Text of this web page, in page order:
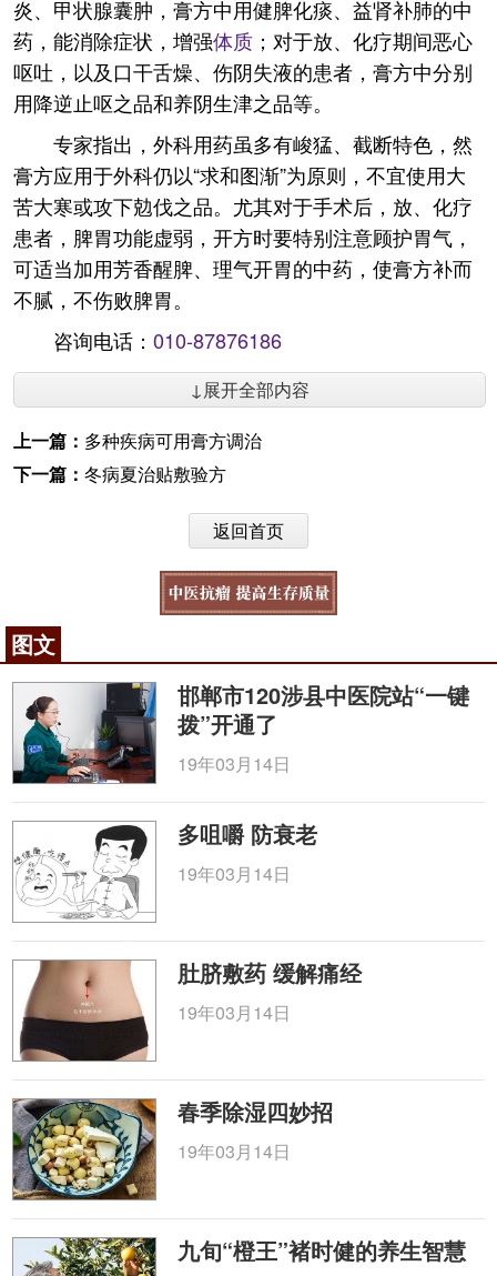
炎、甲状腺囊肿，膏方中用健脾化痰、益肾补肺的中
药，能消除症状，增强体质 ；对于放、化疗期间恶心
呕吐，以及口干舌燥、伤阴失液的患者，膏方中分别
用降逆止呕之品和养阴生津之品等。
专家指出，外科用药虽多有峻猛、截断特色，然
膏方应用于外科仍以“求和图渐”为原则，不宜使用大
苦大寒或攻下勊伐之品。尤其对于手术后，放、化疗
患者，脾胃功能虚弱，开方时要特别注意顾护胃气，
可适当加用芳香醒脾、理气开胃的中药，使膏方补而
不腻，不伤败脾胃。
咨询电话： 010-87876186
↓展开全部内容
上一篇： 多种疾病可用膏方调治
下一篇： 冬病夏治贴敷验方
返回首页
图文
邯郸市120涉县中医院站“一键
拨”开通了
19年03月14日
多咀嚼 防衰老
19年03月14日
肚脐敷药 缓解痛经
19年03月14日
春季除湿四妙招
19年03月14日
九旬“橙王”褚时健的养生智慧